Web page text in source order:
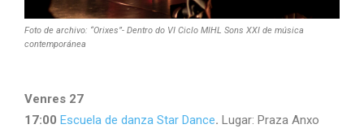
Foto de archivo: “Orixes”- Dentro do VI Ciclo MIHL Sons XXI de música
contemporánea
Venres 27
17:00 Escuela de danza Star Dance. Lugar: Praza Anxo